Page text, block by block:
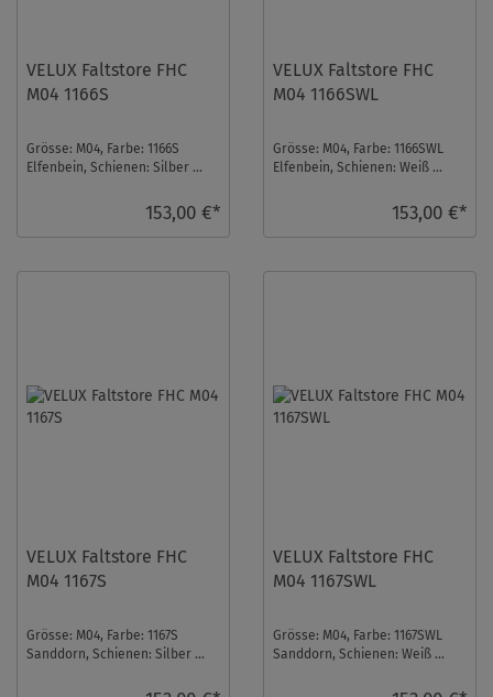
VELUX Faltstore FHC
M04 1166S
Grösse: M04, Farbe: 1166S
Elfenbein, Schienen: Silber ...
153,00 €*
VELUX Faltstore FHC
M04 1166SWL
Grösse: M04, Farbe: 1166SWL
Elfenbein, Schienen: Weiß ...
153,00 €*
VELUX Faltstore FHC
M04 1167S
Grösse: M04, Farbe: 1167S
Sanddorn, Schienen: Silber ...
VELUX Faltstore FHC
M04 1167SWL
Grösse: M04, Farbe: 1167SWL
Sanddorn, Schienen: Weiß ...